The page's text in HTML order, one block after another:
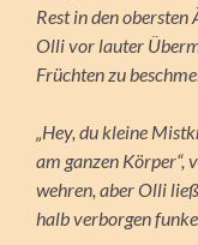
Rest in den obersten
Olli vor lauter
Früchten zu
„Hey, du kleine
am ganzen Körper“,
wehren, aber Olli
halb verborgen